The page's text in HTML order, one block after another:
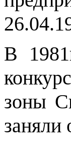
В
зоны
заняли